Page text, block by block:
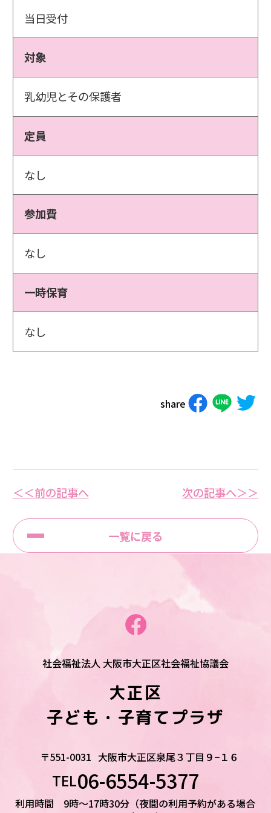
当日受付
対象
乳幼児とその保護者
定員
なし
参加費
なし
一時保育
なし
share
＜＜前の記事へ
一覧に戻る
次の記事へ＞＞
社会福祉法人 大阪市大正区社会福祉協議会
大正区
子ども・子育てプラザ
〒551-0031 大阪市大正区泉尾３丁目９−１６
TEL06-6554-5377
利用時間 9時～17時30分（夜間の利用予約がある場合